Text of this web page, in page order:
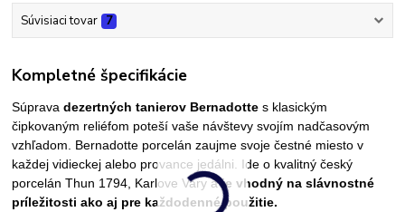
Súvisiaci tovar 7
Kompletné špecifikácie
Súpravadezertných tanierov Bernadotte s klasickým
čipkovaným reliéfom poteší vaše návštevy svojím nadčasovým
vzhľadom. Bernadotte porcelán zaujme svoje čestné miesto v
každej vidieckej alebo provance jedálni. Ide o kvalitný český
porcelán Thun 1794, Karlove Vary aje vhodný na slávnostné
príležitosti ako aj pre každodenné použitie.